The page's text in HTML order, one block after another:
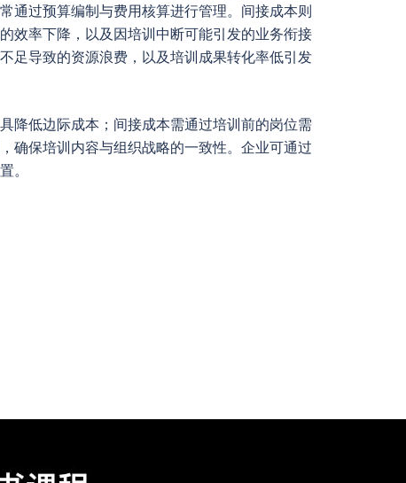
通过预算编制与费用核算进行管理。间接成本则
效率下降，以及因培训中断可能引发的业务衔接
足导致的资源浪费，以及培训成果转化率低引发
降低边际成本；间接成本需通过培训前的岗位需
确保培训内容与组织战略的一致性。企业可通过
。